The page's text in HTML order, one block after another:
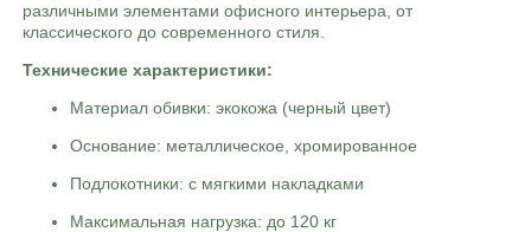
различными элементами офисного интерьера, от
классического до современного стиля.
Технические характеристики:
Материал обивки: экокожа (черный цвет)
Основание: металлическое, хромированное
Подлокотники: с мягкими накладками
Максимальная нагрузка: до 120 кг